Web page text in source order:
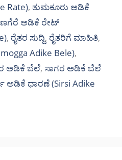
Rate), ತುಮಕೂರು ಅಡಿಕೆ
ಅಡಿಕೆ ರೇಟ್
, ರೈತರ ಸುದ್ದಿ, ರೈತರಿಗೆ ಮಾಹಿತಿ,
Adike Bele),
ಅಡಿಕೆ ಬೆಲೆ, ಸಾಗರ ಅಡಿಕೆ ಬೆಲೆ
ಅಡಿಕೆ ಧಾರಣೆ (Sirsi Adike